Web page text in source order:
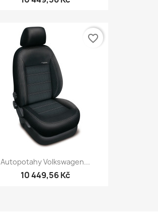
Autopotahy Volkswagen...
10 449,56 Kč
favorite_border